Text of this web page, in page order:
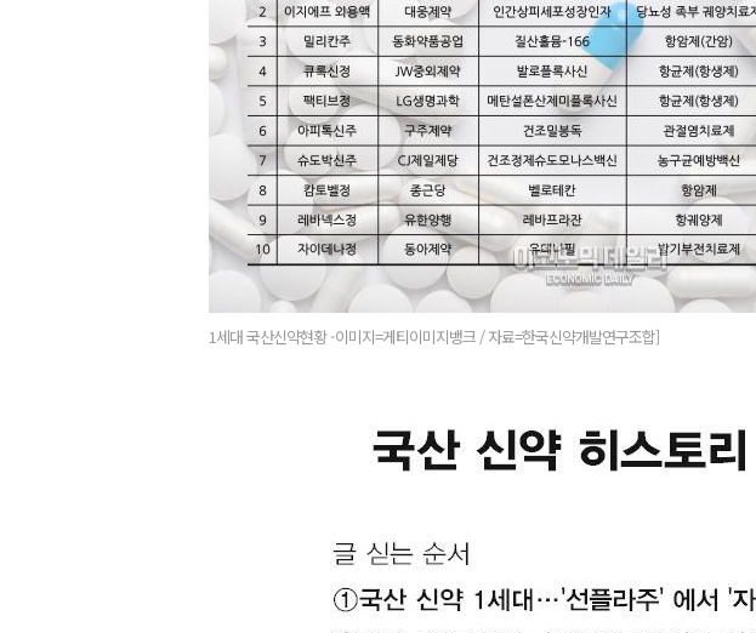
1세대 국산신약현황 -이미지=게티이미지뱅크 / 자료=한국신약개발연구조합]